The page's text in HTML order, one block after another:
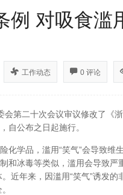
例 对吸食滥
工作动态 0 评论
会第二十次会议审议修改了《
自公布之日起施行。
化学品，滥用“笑气”会导致
和冰毒等类似，滥用会导致
近年来，因滥用“笑气”诱发